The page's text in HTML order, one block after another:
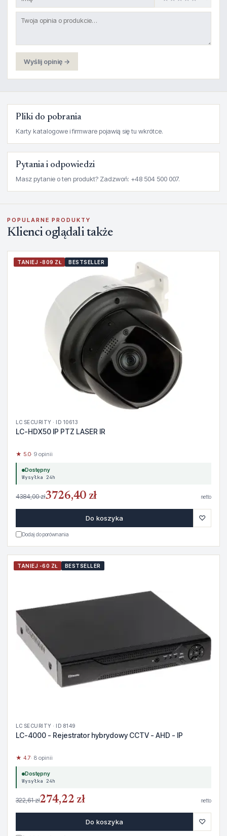
Wyślij opinię →
Pliki do pobrania
Karty katalogowe i firmware pojawią się tu wkrótce.
Pytania i odpowiedzi
Masz pytanie o ten produkt? Zadzwoń: +48 504 500 007.
POPULARNE PRODUKTY
Klienci oglądali także
TANIEJ -809 ZŁ BESTSELLER
LC SECURITY · ID 10613
LC-HDX50 IP PTZ LASER IR
★ 5.0· 9 opinii
Dostępny
Wysyłka 24h
4384,00 zł3726,40 zł netto
Do koszyka ♡
Dodaj do porównania
TANIEJ -60 ZŁ BESTSELLER
LC SECURITY · ID 8149
LC-4000 - Rejestrator hybrydowy CCTV - AHD - IP
★ 4.7· 8 opinii
Dostępny
Wysyłka 24h
322,61 zł274,22 zł netto
Do koszyka ♡